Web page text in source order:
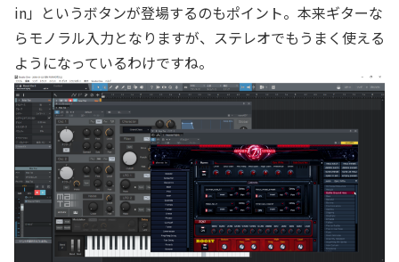
in」というボタンが登場するのもポイント。本来ギターな
らモノラル入力となりますが、ステレオでもうまく使える
ようになっているわけですね。